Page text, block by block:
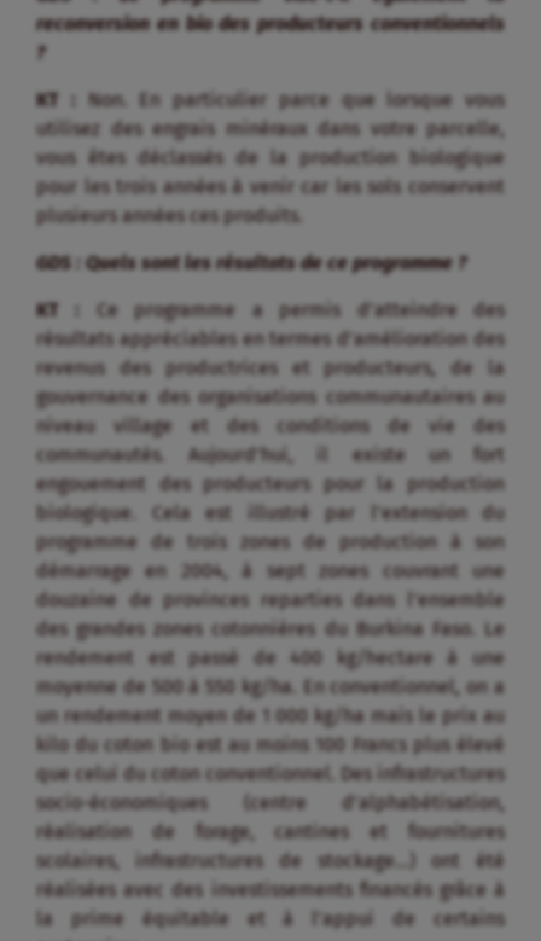
reconversion en bio des producteurs conventionnels
?
KT :
Non. En particulier parce que lorsque vous
utilisez des engrais minéraux dans votre parcelle,
vous êtes déclassés de la production biologique
pour les trois années à venir car les sols conservent
plusieurs années ces produits.
GDS : Quels sont les résultats de ce programme ?
KT :
Ce programme a permis d’atteindre des
résultats appréciables en termes d’amélioration des
revenus des productrices et producteurs, de la
gouvernance des organisations communautaires au
niveau village et des conditions de vie des
communautés. Aujourd’hui, il existe un fort
engouement des producteurs pour la production
biologique. Cela est illustré par l’extension du
programme de trois zones de production à son
démarrage en 2004, à sept zones couvrant une
douzaine de provinces reparties dans l’ensemble
des grandes zones cotonnières du Burkina Faso. Le
rendement est passé de 400 kg/hectare à une
moyenne de 500 à 550 kg/ha. En conventionnel, on a
un rendement moyen de 1 000 kg/ha mais le prix au
kilo du coton bio est au moins 100 Francs plus élevé
que celui du coton conventionnel. Des infrastructures
socio-économiques (centre d’alphabétisation,
réalisation de forage, cantines et fournitures
scolaires, infrastructures de stockage…) ont été
réalisées avec des investissements financés grâce à
la prime équitable et à l’appui de certains